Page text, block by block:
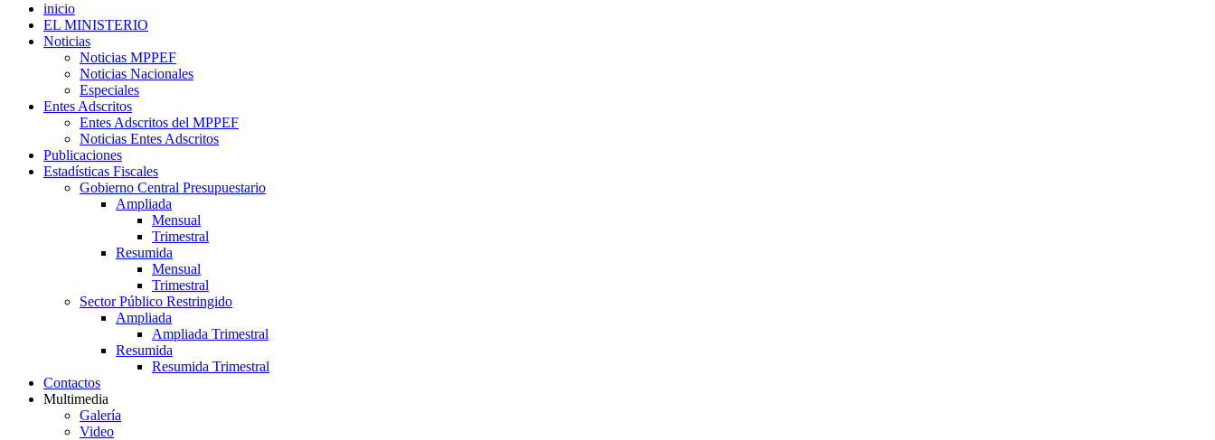
inicio
EL MINISTERIO
Noticias
Noticias MPPEF
Noticias Nacionales
Especiales
Entes Adscritos
Entes Adscritos del MPPEF
Noticias Entes Adscritos
Publicaciones
Estadísticas Fiscales
Gobierno Central Presupuestario
Ampliada
Mensual
Trimestral
Resumida
Mensual
Trimestral
Sector Público Restringido
Ampliada
Ampliada Trimestral
Resumida
Resumida Trimestral
Contactos
Multimedia
Galería
Video